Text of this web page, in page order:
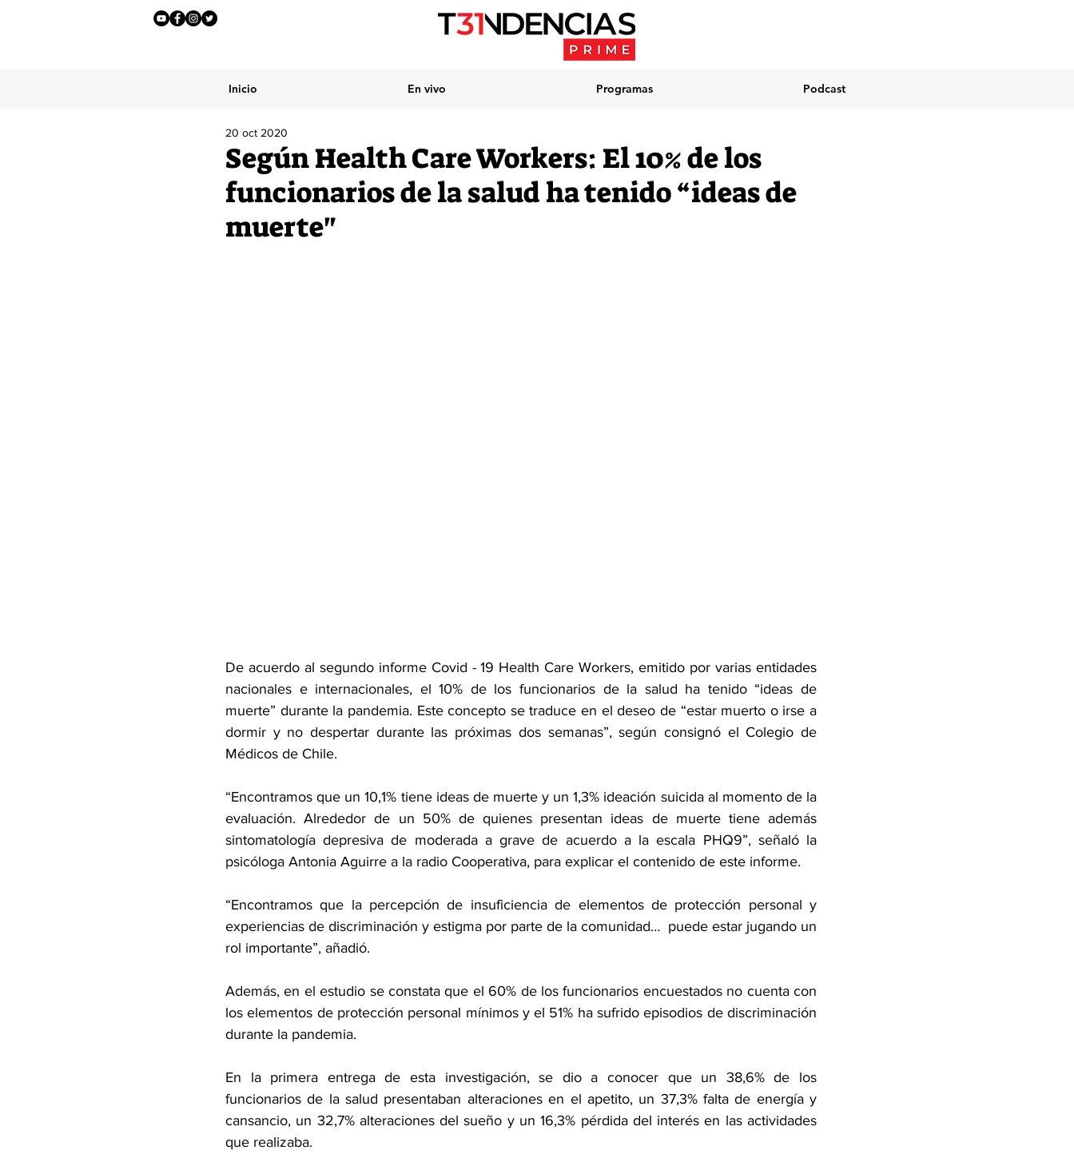
Inicio En vivo Programas Podcast
Según Health Care Workers: El 10% de los
funcionarios de la salud ha tenido “ideas de
muerte"
20 oct 2020
De acuerdo al segundo informe Covid - 19 Health Care Workers, emitido por varias entidades
nacionales e internacionales, el 10% de los funcionarios de la salud ha tenido “ideas de
muerte” durante la pandemia. Este concepto se traduce en el deseo de “estar muerto o irse a
dormir y no despertar durante las próximas dos semanas”, según consignó el Colegio de
Médicos de Chile.
“Encontramos que un 10,1% tiene ideas de muerte y un 1,3% ideación suicida al momento de la
evaluación. Alrededor de un 50% de quienes presentan ideas de muerte tiene además
sintomatología depresiva de moderada a grave de acuerdo a la escala PHQ9”, señaló la
psicóloga Antonia Aguirre a la radio Cooperativa, para explicar el contenido de este informe.
“Encontramos que la percepción de insuficiencia de elementos de protección personal y
experiencias de discriminación y estigma por parte de la comunidad…  puede estar jugando un
rol importante”, añadió.
Además, en el estudio se constata que el 60% de los funcionarios encuestados no cuenta con
los elementos de protección personal mínimos y el 51% ha sufrido episodios de discriminación
durante la pandemia.
En la primera entrega de esta investigación, se dio a conocer que un 38,6% de los
funcionarios de la salud presentaban alteraciones en el apetito, un 37,3% falta de energía y
cansancio, un 32,7% alteraciones del sueño y un 16,3% pérdida del interés en las actividades
que realizaba.